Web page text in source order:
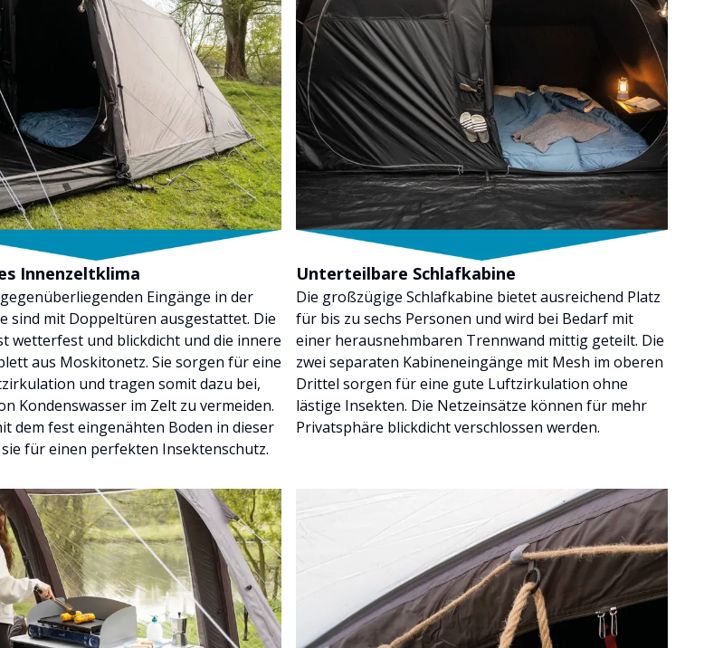
Innenzeltklima
Eingänge in der
sind mit Doppeltüren ausgestattet. Die
wetterfest und blickdicht und die innere
aus Moskitonetz. Sie sorgen für eine
und tragen somit dazu bei,
Kondenswasser im Zelt zu vermeiden.
dem fest eingenähten Boden in dieser
für einen perfekten Insektenschutz.
Unterteilbare Schlafkabine
Die großzügige Schlafkabine bietet ausreichend Platz
für bis zu sechs Personen und wird bei Bedarf mit
einer herausnehmbaren Trennwand mittig geteilt. Die
zwei separaten Kabineneingänge mit Mesh im oberen
Drittel sorgen für eine gute Luftzirkulation ohne
lästige Insekten. Die Netzeinsätze können für mehr
Privatsphäre blickdicht verschlossen werden.